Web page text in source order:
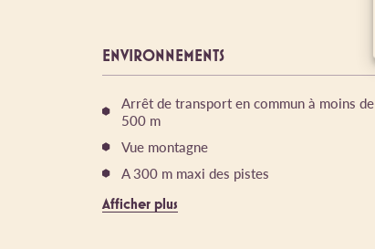
ENVIRONNEMENTS
Arrêt de transport en commun à moins de
500 m
Vue montagne
A 300 m maxi des pistes
Afficher plus